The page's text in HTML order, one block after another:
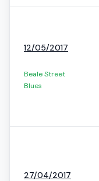
12/05/2017
Beale Street
Blues
27/04/2017